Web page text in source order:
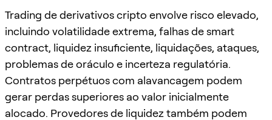
Trading de derivativos cripto envolve risco elevado,
incluindo volatilidade extrema, falhas de smart
contract, liquidez insuficiente, liquidações, ataques,
problemas de oráculo e incerteza regulatória.
Contratos perpétuos com alavancagem podem
gerar perdas superiores ao valor inicialmente
alocado. Provedores de liquidez também podem